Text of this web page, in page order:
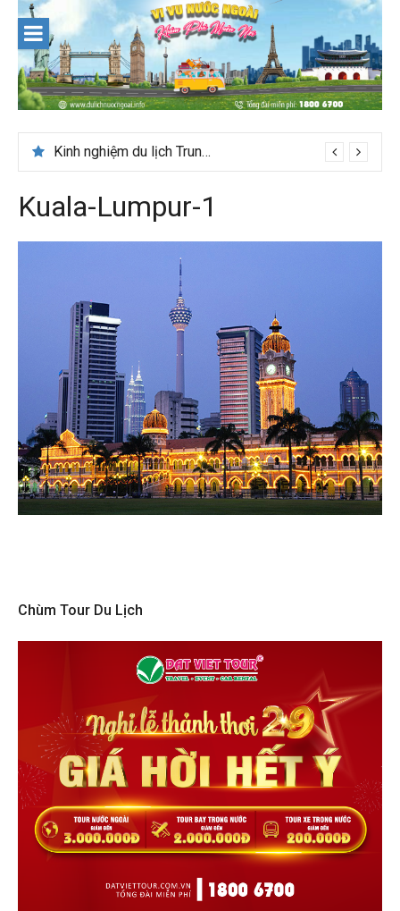
content
Kinh nghiệm du lịch Trung Á lần đầu cho khách Việt
Kuala-Lumpur-1
Chùm Tour Du Lịch